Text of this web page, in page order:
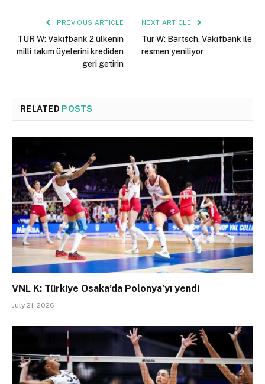
PREVIOUS ARTICLE
TUR W: Vakıfbank 2 ülkenin
milli takım üyelerini krediden
geri getirin
NEXT ARTICLE
Tur W: Bartsch, Vakıfbank ile
resmen yeniliyor
RELATED POSTS
VNL K: Türkiye Osaka’da Polonya’yı yendi
July 21, 2026